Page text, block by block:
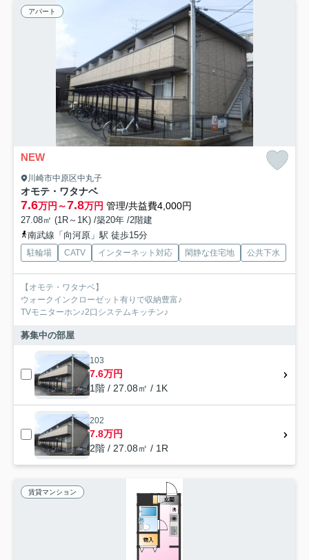
アパート
NEW
川崎市中原区中丸子
オモテ・ワタナベ
7.6万円～7.8万円 管理/共益費4,000円
27.08㎡ (1R～1K) /築20年 /2階建
南武線「向河原」駅 徒歩15分
駐輪場 CATV インターネット対応 閑静な住宅地 公共下水
【オモテ・ワタナベ】
ウォークインクローゼット有りで収納豊富♪
TVモニターホン♪2口システムキッチン♪
募集中の部屋
103
7.6万円
1階 / 27.08㎡ / 1K
202
7.8万円
2階 / 27.08㎡ / 1R
賃貸マンション